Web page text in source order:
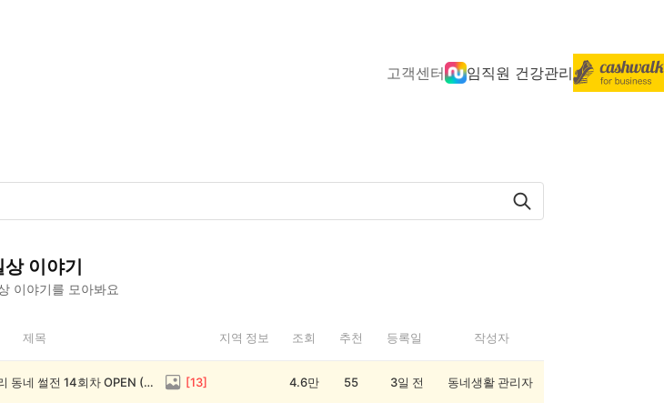
고객센터 임직원 건강관리
상이야기
이야기를 모아봐요
제목 지역 정보 조회 추천 등록일 작성자
전원 1,000캐시! 🥳 우리 동네 썰전 14회차 OPEN (~8/17) [13] 4.6만 55 3일 전 동네생활 관리자